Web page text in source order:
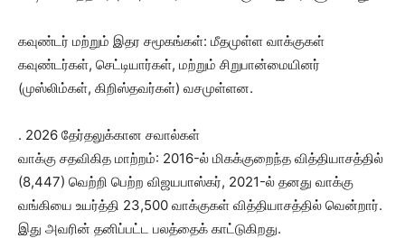
கவுண்டர் மற்றும் இதர சமூகங்கள்: மீதமுள்ள வாக்குகள்
கவுண்டர்கள், செட்டியார்கள், மற்றும் சிறுபான்மையினர்
(முஸ்லிம்கள், கிறிஸ்தவர்கள்) வசமுள்ளன.
. 2026 தேர்தலுக்கான சவால்கள்
வாக்கு சதவிகித மாற்றம்: 2016-ல் மிகக்குறைந்த வித்தியாசத்தில்
(8,447) வெற்றி பெற்ற விஜயபாஸ்கர், 2021-ல் தனது வாக்கு
வங்கியை உயர்த்தி 23,500 வாக்குகள் வித்தியாசத்தில் வென்றார்.
இது அவரின் தனிப்பட்ட பலத்தைக் காட்டுகிறது.